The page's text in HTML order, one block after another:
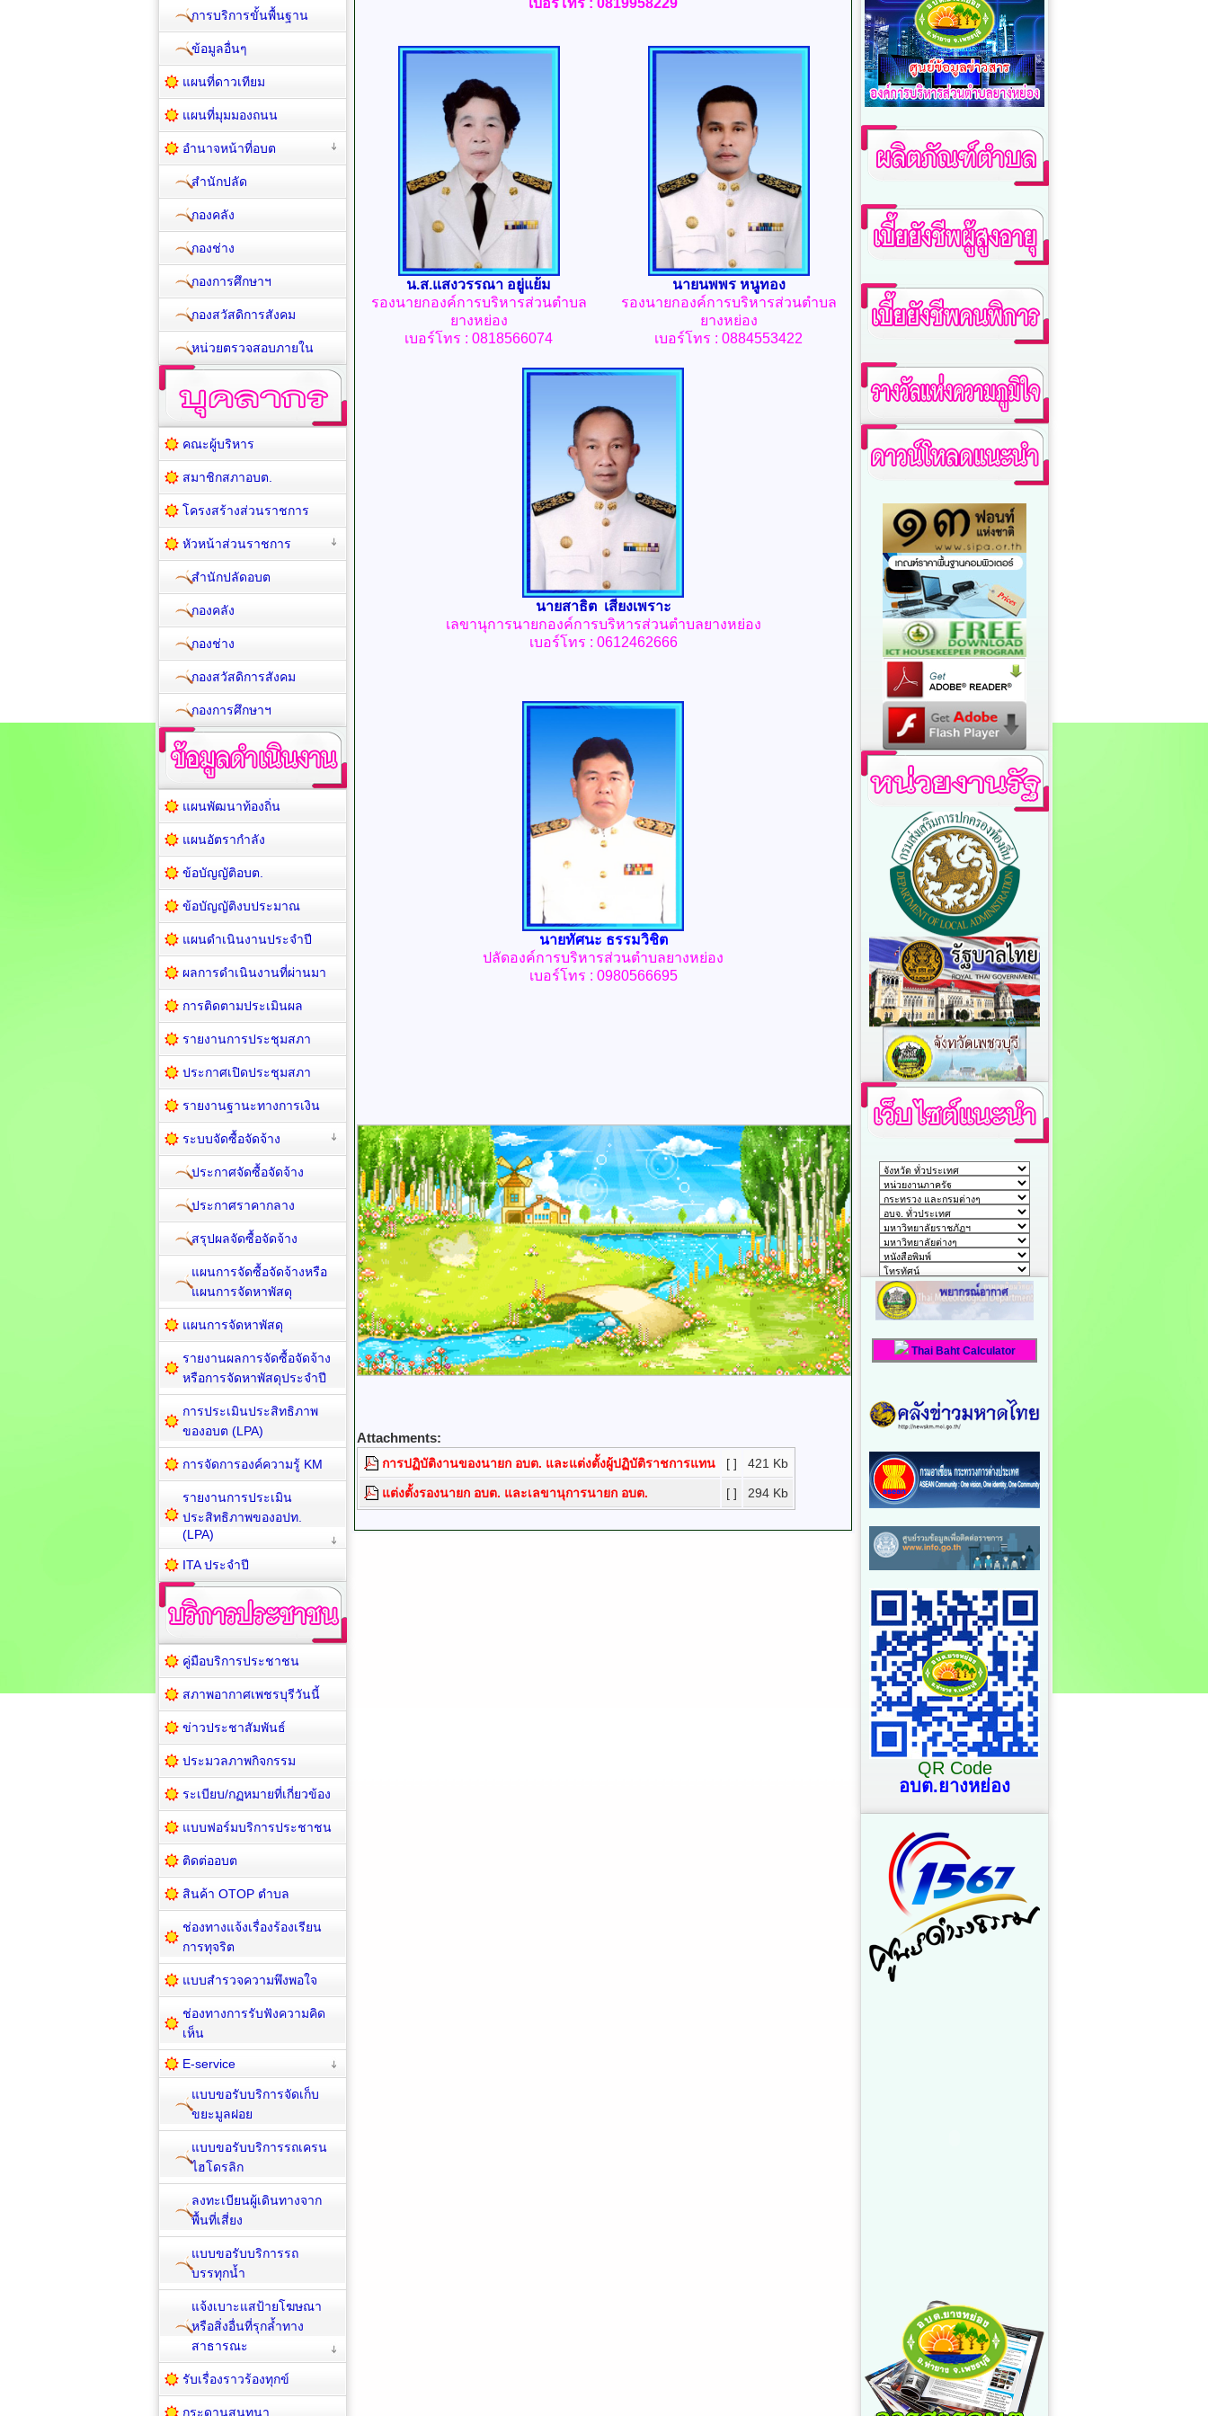
เบอร์โทร : 0819958229
น.ส.แสงวรรณา อยู่แย้ม
รองนายกองค์การบริหารส่วนตำบล
ยางหย่อง
เบอร์โทร : 0818566074
นายนพพร หนูทอง
รองนายกองค์การบริหารส่วนตำบล
ยางหย่อง
เบอร์โทร : 0884553422
นายสาธิต เสียงเพราะ
เลขานุการนายกองค์การบริหารส่วนตำบลยางหย่อง
เบอร์โทร : 0612462666
นายทัศนะ ธรรมวิชิต
ปลัดองค์การบริหารส่วนตำบลยางหย่อง
เบอร์โทร : 0980566695
Attachments:
การปฏิบัติงานของนายก อบต. และแต่งตั้งผู้ปฏิบัติราชการแทน [ ] 421 Kb
แต่งตั้งรองนายก อบต. และเลขานุการนายก อบต. [ ] 294 Kb
การบริการขั้นพื้นฐาน
ข้อมูลอื่นๆ
แผนที่ดาวเทียม
แผนที่มุมมองถนน
อำนาจหน้าที่อบต
สำนักปลัด
กองคลัง
กองช่าง
กองการศึกษาฯ
กองสวัสดิการสังคม
หน่วยตรวจสอบภายใน
คณะผู้บริหาร
สมาชิกสภาอบต.
โครงสร้างส่วนราชการ
หัวหน้าส่วนราชการ
สำนักปลัดอบต
กองคลัง
กองช่าง
กองสวัสดิการสังคม
กองการศึกษาฯ
แผนพัฒนาท้องถิ่น
แผนอัตรากำลัง
ข้อบัญญัติอบต.
ข้อบัญญัติงบประมาณ
แผนดำเนินงานประจำปี
ผลการดำเนินงานที่ผ่านมา
การติดตามประเมินผล
รายงานการประชุมสภา
ประกาศเปิดประชุมสภา
รายงานฐานะทางการเงิน
ระบบจัดซื้อจัดจ้าง
ประกาศจัดซื้อจัดจ้าง
ประกาศราคากลาง
สรุปผลจัดซื้อจัดจ้าง
แผนการจัดซื้อจัดจ้างหรือ
แผนการจัดหาพัสดุ
แผนการจัดหาพัสดุ
รายงานผลการจัดซื้อจัดจ้าง
หรือการจัดหาพัสดุประจำปี
การประเมินประสิทธิภาพ
ของอบต (LPA)
การจัดการองค์ความรู้ KM
รายงานการประเมิน
ประสิทธิภาพของอปท.
(LPA)
ITA ประจำปี
คู่มือบริการประชาชน
สภาพอากาศเพชรบุรีวันนี้
ข่าวประชาสัมพันธ์
ประมวลภาพกิจกรรม
ระเบียบ/กฏหมายที่เกี่ยวข้อง
แบบฟอร์มบริการประชาชน
ติดต่ออบต
สินค้า OTOP ตำบล
ช่องทางแจ้งเรื่องร้องเรียน
การทุจริต
แบบสำรวจความพึงพอใจ
ช่องทางการรับฟังความคิด
เห็น
E-service
แบบขอรับบริการจัดเก็บ
ขยะมูลฝอย
แบบขอรับบริการรถเครน
ไฮโดรลิก
ลงทะเบียนผู้เดินทางจาก
พื้นที่เสี่ยง
แบบขอรับบริการรถ
บรรทุกน้ำ
แจ้งเบาะแสป้ายโฆษณา
หรือสิ่งอื่นที่รุกล้ำทาง
สาธารณะ
รับเรื่องราวร้องทุกข์
กระดานสนทนา
Thai Baht Calculator
QR Code
อบต.ยางหย่อง